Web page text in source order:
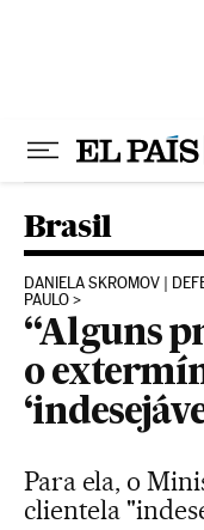
Brasil
DANIELA SKROMOV |
PAULO
“Alguns
o
Para ela, o
clientela